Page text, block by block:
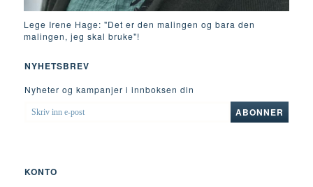
Lege Irene Hage: "Det er den malingen og bara den
malingen, jeg skal bruke"!
NYHETSBREV
Nyheter og kampanjer i innboksen din
SKRIV
INN
ABONNER
KONTO